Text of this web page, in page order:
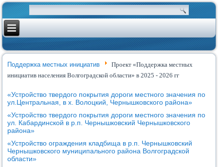
Поддержка местных инициатив
Проект «Поддержка местных
инициатив населения Волгоградской области» в 2025 - 2026 гг
«Устройство твердого покрытия дороги местного значения по
ул.Центральная, в х. Волоцкий, Чернышковского района»
«Устройство твердого покрытия дороги местного значения по
ул. Кабардинской в р.п. Чернышковский Чернышковского
района»
«Устройство ограждения кладбища в р.п. Чернышковский
Чернышковского муниципального района Волгоградской
области»